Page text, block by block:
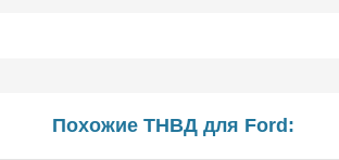
Похожие ТНВД для Ford :